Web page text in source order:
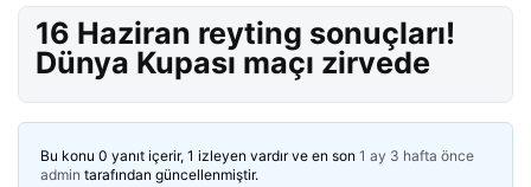
16 Haziran reyting sonuçları!
Dünya Kupası maçı zirvede
Bu konu 0 yanıt içerir, 1 izleyen vardır ve en son 1 ay 3 hafta önce
admin tarafından güncellenmiştir.